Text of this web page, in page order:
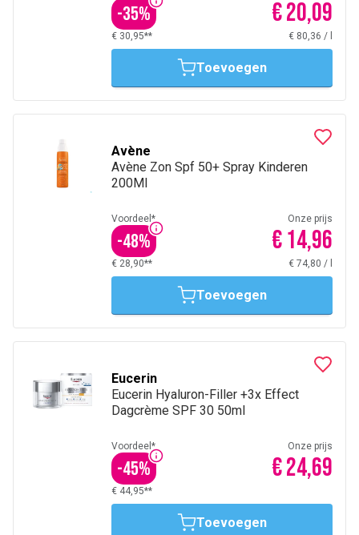
-35% € 20,09
€ 30,95** € 80,36 /
Toevoegen
Avène
Avène Zon Spf 50+ Spray Kinderen
200Ml
Voordeel*
-48%
Onze prijs
€ 14,96
€ 28,90** € 74,80 /
Toevoegen
Eucerin
Eucerin Hyaluron-Filler +3x Effect
Dagcrème SPF 30 50ml
Voordeel*
-45%
Onze prijs
€ 24,69
€ 44,95**
Toevoegen